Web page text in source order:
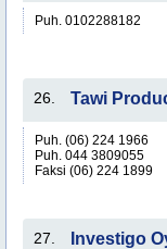
Puh. 0102288182
26. Tawi
Puh. (06) 224 1966
Puh. 044 3809055
Faksi (06) 224 1899
27. Investigo